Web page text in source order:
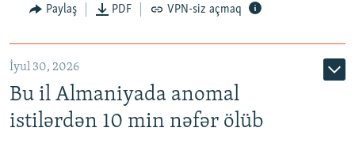
Paylaş PDF VPN-siz açmaq
İyul 30, 2026
Bu il Almaniyada anomal
istilərdən 10 min nəfər ölüb